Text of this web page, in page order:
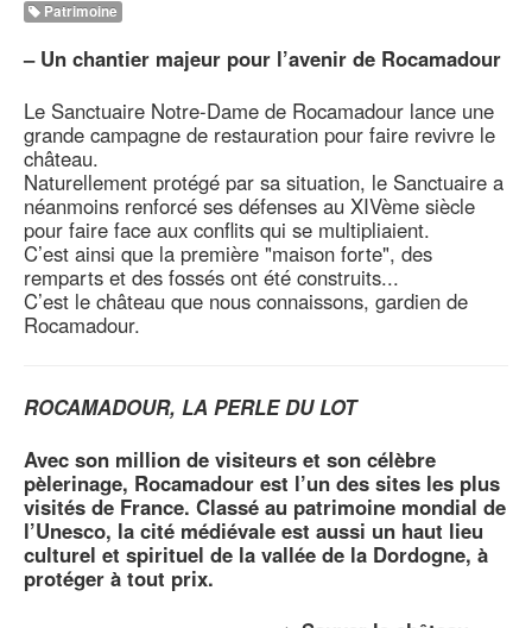
Patrimoine
– Un chantier majeur pour l’avenir de Rocamadour
Le Sanctuaire Notre-Dame de Rocamadour lance une
grande campagne de restauration pour faire revivre le
château.
Naturellement protégé par sa situation, le Sanctuaire a
néanmoins renforcé ses défenses au XIVème siècle
pour faire face aux conflits qui se multipliaient.
C’est ainsi que la première "maison forte", des
remparts et des fossés ont été construits...
C’est le château que nous connaissons, gardien de
Rocamadour.
ROCAMADOUR, LA PERLE DU LOT
Avec son million de visiteurs et son célèbre
pèlerinage, Rocamadour est l’un des sites les plus
visités de France. Classé au patrimoine mondial de
l’Unesco, la cité médiévale est aussi un haut lieu
culturel et spirituel de la vallée de la Dordogne, à
protéger à tout prix.